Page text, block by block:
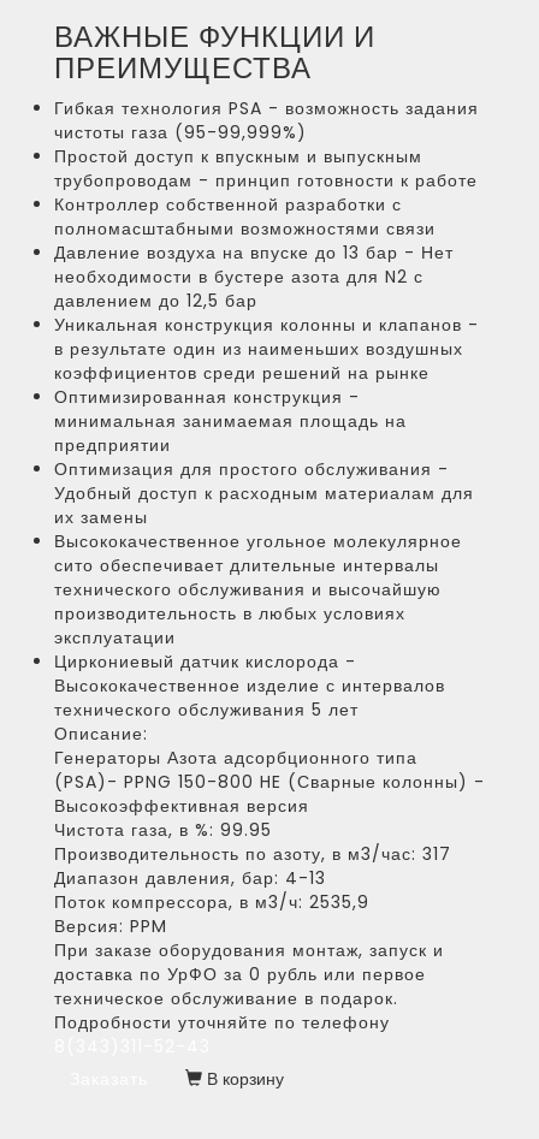
ВАЖНЫЕ ФУНКЦИИ И
ПРЕИМУЩЕСТВА
Гибкая технология PSA - возможность задания
чистоты газа (95-99,999%)
Простой доступ к впускным и выпускным
трубопроводам - принцип готовности к работе
Контроллер собственной разработки с
полномасштабными возможностями связи
Давление воздуха на впуске до 13 бар - Нет
необходимости в бустере азота для N2 с
давлением до 12,5 бар
Уникальная конструкция колонны и клапанов -
в результате один из наименьших воздушных
коэффициентов среди решений на рынке
Оптимизированная конструкция -
минимальная занимаемая площадь на
предприятии
Оптимизация для простого обслуживания -
Удобный доступ к расходным материалам для
их замены
Высококачественное угольное молекулярное
сито обеспечивает длительные интервалы
технического обслуживания и высочайшую
производительность в любых условиях
эксплуатации
Циркониевый датчик кислорода -
Высококачественное изделие с интервалов
технического обслуживания 5 лет
Описание:
Генераторы Азота адсорбционного типа
(PSA)- PPNG 150-800 HE (Сварные колонны) -
Высокоэффективная версия
Чистота газа, в %: 99.95
Производительность по азоту, в м3/час: 317
Диапазон давления, бар: 4-13
Поток компрессора, в м3/ч: 2535,9
Версия: PPM
При заказе оборудования монтаж, запуск и
доставка по УрФО за 0 рубль или первое
техническое обслуживание в подарок.
Подробности уточняйте по телефону
В корзину